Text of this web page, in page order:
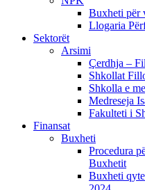
Buxheti për
Llogaria
Sektorët
Arsimi
Çerdhja –
Shkollat
Shkolla e
Medreseja
Fakulteti i
Finansat
Buxheti
Procedura
Buxhetit
Buxheti